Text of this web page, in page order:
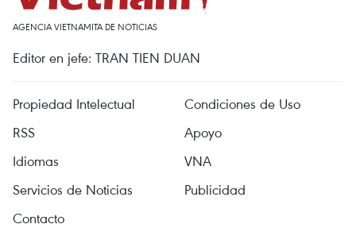
AGENCIA VIETNAMITA DE NOTICIAS
Editor en jefe: TRAN TIEN DUAN
Propiedad Intelectual
Condiciones de Uso
RSS
Apoyo
Idiomas
VNA
Servicios de Noticias
Publicidad
Contacto